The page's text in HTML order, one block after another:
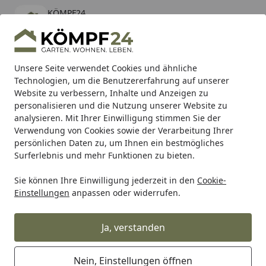
Unsere Seite verwendet Cookies und ähnliche
Technologien, um die Benutzererfahrung auf unserer
Website zu verbessern, Inhalte und Anzeigen zu
personalisieren und die Nutzung unserer Website zu
analysieren. Mit Ihrer Einwilligung stimmen Sie der
Verwendung von Cookies sowie der Verarbeitung Ihrer
persönlichen Daten zu, um Ihnen ein bestmögliches
Surferlebnis und mehr Funktionen zu bieten.
Sie können Ihre Einwilligung jederzeit in den Cookie-
Einstellungen anpassen oder widerrufen.
Ja, verstanden
Nein, Einstellungen öffnen
KÖMPF24
kostenlos - Im App Store
Hotline
Alle Produkte
Mein Konto
Suchen
Karibu Pools inkl. gratis Sandfilteranlage & Pool-
Starterset (Gesamtwert bis 468,99€)
Startseite
Zaun Sichtschutzzaun Holz Sichtschutz Zäune
TraumGarten SYSTEM Rhombus
Thermo Zaunfeld-Set 178 x 184